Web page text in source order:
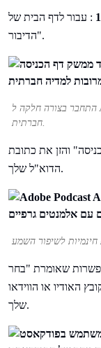
: עבור לדף הבית של Adobe Podcast ולחץ על "שפר את
הדיבור".
התחבר בצורה חלקה ל Adobe Podcast Enhance עם שילוב נוח של מדיה
חברתית.
והזן את כתובת
הדוא"ל שלך.
שאומרת "בחר
האודיו או הווידאו
שלך.